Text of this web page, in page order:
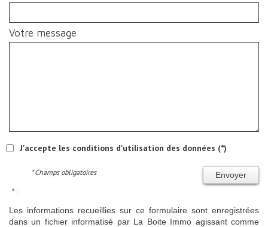
Votre message
J'accepte les conditions d'utilisation des données (*)
Envoyer
* Champs obligatoires
* :
Les informations recueillies sur ce formulaire sont enregistrées
dans un fichier informatisé par La Boite Immo agissant comme